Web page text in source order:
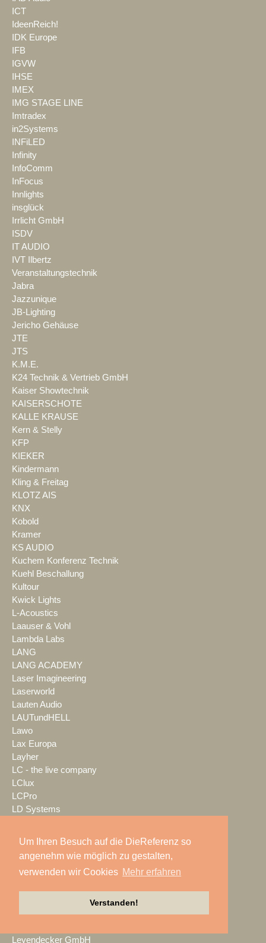
Um Ihren Besuch auf die DieReferenz so
angenehm wie möglich zu gestalten,
verwenden wir Cookies Mehr erfahren
Verstanden!
ICT
IdeenReich!
IDK Europe
IFB
IGVW
IHSE
IMEX
IMG STAGE LINE
Imtradex
in2Systems
INFiLED
Infinity
InfoComm
InFocus
Innlights
insglück
Irrlicht GmbH
ISDV
IT AUDIO
IVT Ilbertz
Veranstaltungstechnik
Jabra
Jazzunique
JB-Lighting
Jericho Gehäuse
JTE
JTS
K.M.E.
K24 Technik & Vertrieb GmbH
Kaiser Showtechnik
KAISERSCHOTE
KALLE KRAUSE
Kern & Stelly
KFP
KIEKER
Kindermann
Kling & Freitag
KLOTZ AIS
KNX
Kobold
Kramer
KS AUDIO
Kuchem Konferenz Technik
Kuehl Beschallung
Kultour
Kwick Lights
L-Acoustics
Laauser & Vohl
Lambda Labs
LANG
LANG ACADEMY
Laser Imagineering
Laserworld
Lauten Audio
LAUTundHELL
Lawo
Lax Europa
Layher
LC - the live company
LClux
LCPro
LD Systems
LEaT con
Lectrosonics
LEDBlade
Leu Sound
Leyendecker GmbH